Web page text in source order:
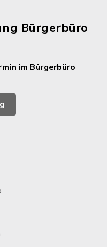
Bürgerbüro
im Bürgerbüro